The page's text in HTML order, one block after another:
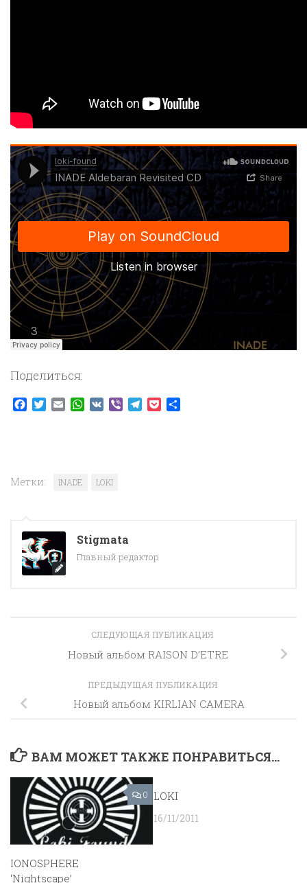
Поделиться:
Facebook
TwitterEmailWhatsApp
VK ViberTelegram
Pocket
Метки: INADE LOKI
Stigmata
Главный редактор
СЛЕДУЮЩАЯ ПУБЛИКАЦИЯ
Новый альбом RAISON D’ETRE
ПРЕДЫДУЩАЯ ПУБЛИКАЦИЯ
Новый альбом KIRLIAN CAMERA
ВАМ МОЖЕТ ТАКЖЕ ПОНРАВИТЬСЯ...
0
IONOSPHERE
‘Nightscape’
LOKI
16/11/2011